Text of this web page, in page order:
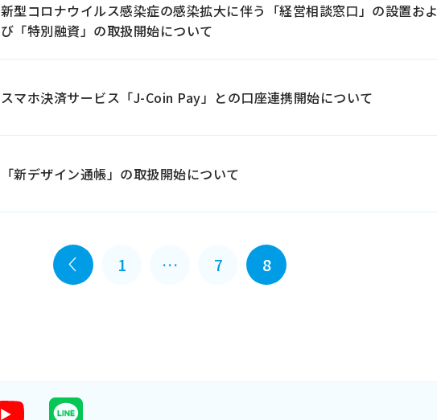
新型コロナウイルス感染症の感染拡大に伴う「経営相談窓口」の設置およ
び「特別融資」の取扱開始について
スマホ決済サービス「J-Coin Pay」との口座連携開始について
「新デザイン通帳」の取扱開始について
1 … 7 8